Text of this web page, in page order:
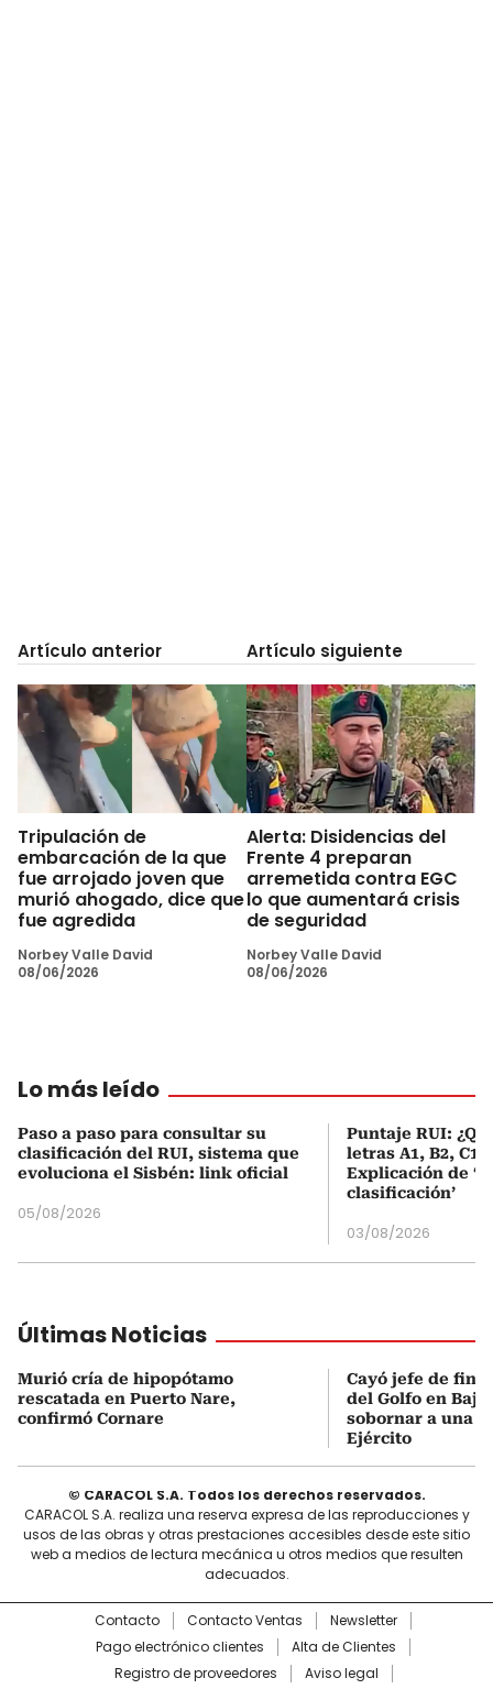
Artículo anterior
Tripulación de
embarcación de la que
fue arrojado joven que
murió ahogado, dice que
fue agredida
Norbey Valle David
08/06/2026
Artículo siguiente
Alerta: Disidencias del
Frente 4 preparan
arremetida contra EGC
lo que aumentará crisis
de seguridad
Norbey Valle David
08/06/2026
Lo más leído
Paso a paso para consultar su
clasificación del RUI, sistema que
evoluciona el Sisbén: link oficial
05/08/2026
Puntaje RUI:
letras A1, B2, C1
Explicación de
clasificación’
03/08/2026
Últimas Noticias
Murió cría de hipopótamo
rescatada en Puerto Nare,
confirmó Cornare
Cayó jefe de
del Golfo en
sobornar a una
Ejército
© CARACOL S.A. Todos los derechos reservados.
CARACOL S.A. realiza una reserva expresa de las reproducciones y
usos de las obras y otras prestaciones accesibles desde este sitio
web a medios de lectura mecánica u otros medios que resulten
adecuados.
Contacto Contacto Ventas
Newsletter
Pago electrónico clientes
Alta de Clientes
Registro de proveedores
Aviso legal